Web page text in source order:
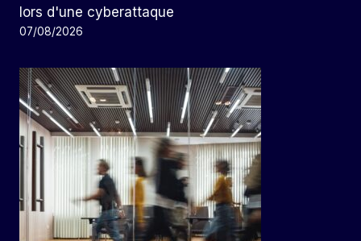
lors d'une cyberattaque
07/08/2026